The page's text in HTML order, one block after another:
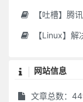
【吐槽】腾
【Linux】解
网站信息
文章总数：